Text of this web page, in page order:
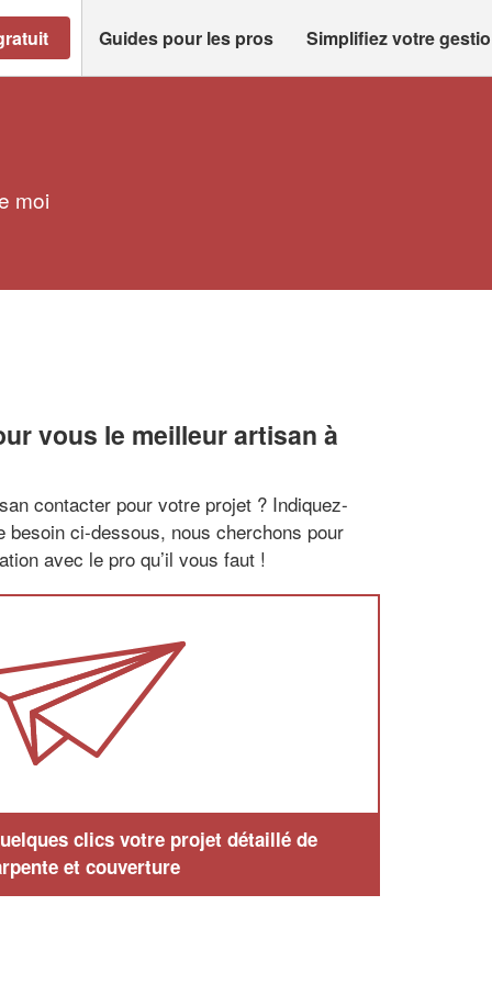
Guides pour les pros Simplifiez votre
moi
vous le meilleur artisan à
contacter pour votre projet ? Indiquez-
besoin ci-dessous, nous cherchons pour
avec le pro qu’il vous faut !
clics votre projet détaillé de
et couverture